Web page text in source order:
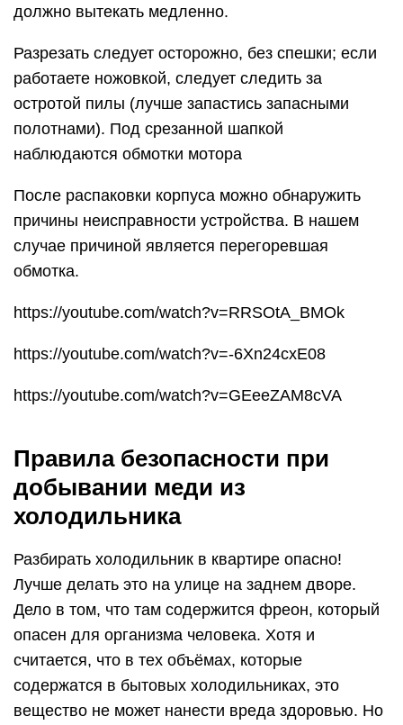
должно вытекать медленно.
Разрезать следует осторожно, без спешки; если
работаете ножовкой, следует следить за
остротой пилы (лучше запастись запасными
полотнами). Под срезанной шапкой
наблюдаются обмотки мотора
После распаковки корпуса можно обнаружить
причины неисправности устройства. В нашем
случае причиной является перегоревшая
обмотка.
https://youtube.com/watch?v=RRSOtA_BMOk
https://youtube.com/watch?v=-6Xn24cxE08
https://youtube.com/watch?v=GEeeZAM8cVA
Правила безопасности при
добывании меди из
холодильника
Разбирать холодильник в квартире опасно!
Лучше делать это на улице на заднем дворе.
Дело в том, что там содержится фреон, который
опасен для организма человека. Хотя и
считается, что в тех объёмах, которые
содержатся в бытовых холодильниках, это
вещество не может нанести вреда здоровью. Но